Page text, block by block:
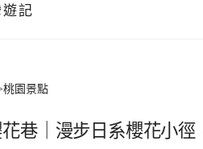
記
桃園景點
巷｜漫步日系櫻花小